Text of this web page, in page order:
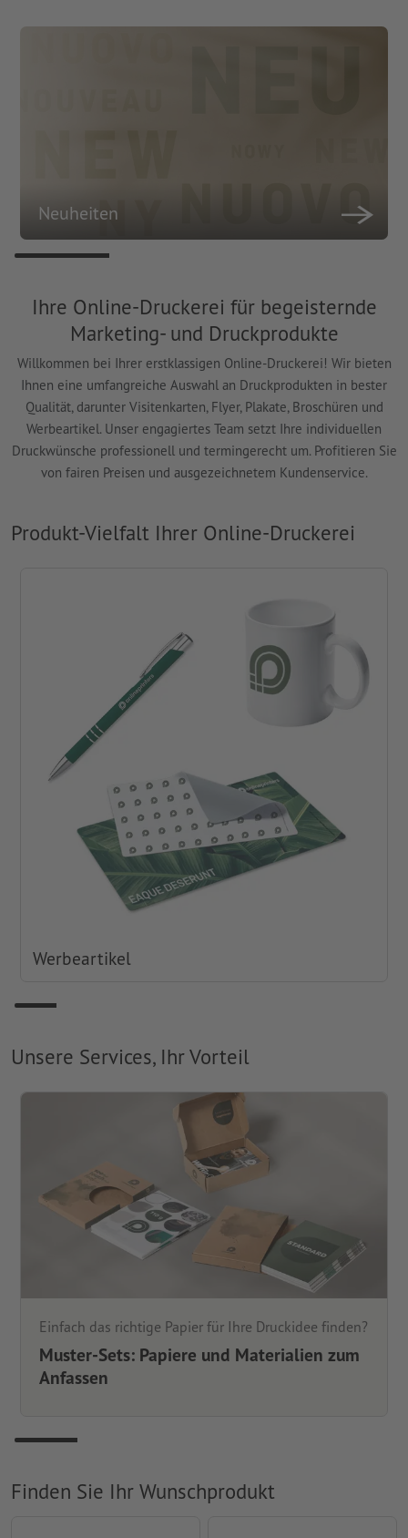
Ihre Online-Druckerei für begeisternde
Marketing- und Druckprodukte
Willkommen bei Ihrer erstklassigen Online-Druckerei! Wir bieten
Ihnen eine umfangreiche Auswahl an Druckprodukten in bester
Qualität, darunter Visitenkarten, Flyer, Plakate, Broschüren und
Werbeartikel. Unser engagiertes Team setzt Ihre individuellen
Druckwünsche professionell und termingerecht um. Profitieren Sie
von fairen Preisen und ausgezeichnetem Kundenservice.
Neuheiten
Produkt-Vielfalt Ihrer Online-Druckerei
Werbeartikel
Unsere Services, Ihr Vorteil
Einfach das richtige Papier für Ihre Druckidee finden?
Muster-Sets: Papiere und Materialien zum
Anfassen
Finden Sie Ihr Wunschprodukt